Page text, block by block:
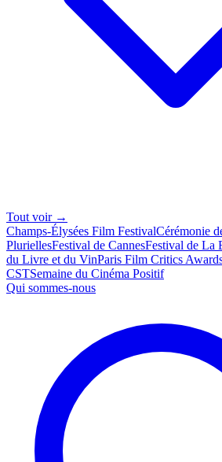
Tout voir →
Champs-Élysées Film FestivalCérémonie
PluriellesFestival de CannesFestival de La
du Livre et du VinParis Film Critics
CSTSemaine du Cinéma Positif
Qui sommes-nous